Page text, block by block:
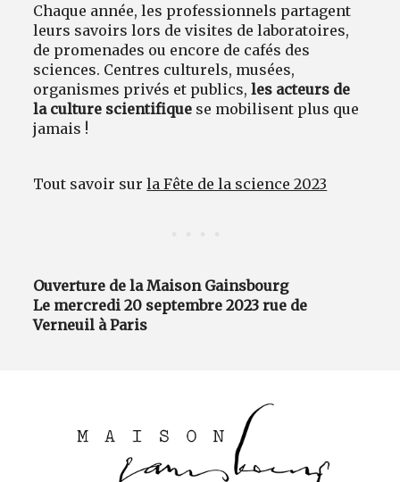
Chaque année, les professionnels partagent
leurs savoirs lors de visites de laboratoires,
de promenades ou encore de cafés des
sciences. Centres culturels, musées,
organismes privés et publics,les acteurs de
la culture scientifique se mobilisent plus que
jamais !
Tout savoir surla Fête de la science 2023
Ouverture de la Maison Gainsbourg
Le mercredi 20 septembre 2023 rue de
Verneuil à Paris